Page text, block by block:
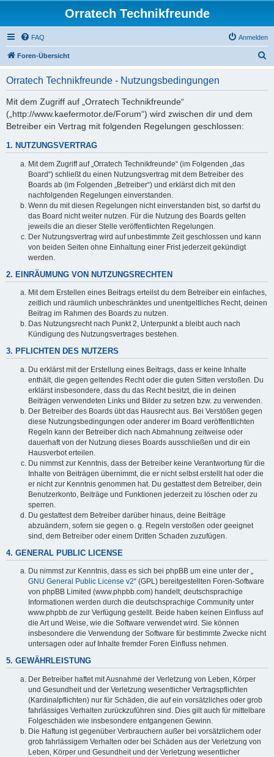
Orratech Technikfreunde
FAQ Anmelden
Foren-Übersicht
Orratech Technikfreunde - Nutzungsbedingungen
Mit dem Zugriff auf „Orratech Technikfreunde“
(„http://www.kaefermotor.de/Forum“) wird zwischen dir und dem
Betreiber ein Vertrag mit folgenden Regelungen geschlossen:
1. NUTZUNGSVERTRAG
Mit dem Zugriff auf „Orratech Technikfreunde“ (im Folgenden „das
Board“) schließt du einen Nutzungsvertrag mit dem Betreiber des
Boards ab (im Folgenden „Betreiber“) und erklärst dich mit den
nachfolgenden Regelungen einverstanden.
Wenn du mit diesen Regelungen nicht einverstanden bist, so darfst du
das Board nicht weiter nutzen. Für die Nutzung des Boards gelten
jeweils die an dieser Stelle veröffentlichten Regelungen.
Der Nutzungsvertrag wird auf unbestimmte Zeit geschlossen und kann
von beiden Seiten ohne Einhaltung einer Frist jederzeit gekündigt
werden.
2. EINRÄUMUNG VON NUTZUNGSRECHTEN
Mit dem Erstellen eines Beitrags erteilst du dem Betreiber ein einfaches,
zeitlich und räumlich unbeschränktes und unentgeltliches Recht, deinen
Beitrag im Rahmen des Boards zu nutzen.
Das Nutzungsrecht nach Punkt 2, Unterpunkt a bleibt auch nach
Kündigung des Nutzungsvertrages bestehen.
3. PFLICHTEN DES NUTZERS
Du erklärst mit der Erstellung eines Beitrags, dass er keine Inhalte
enthält, die gegen geltendes Recht oder die guten Sitten verstoßen. Du
erklärst insbesondere, dass du das Recht besitzt, die in deinen
Beiträgen verwendeten Links und Bilder zu setzen bzw. zu verwenden.
Der Betreiber des Boards übt das Hausrecht aus. Bei Verstößen gegen
diese Nutzungsbedingungen oder anderer im Board veröffentlichten
Regeln kann der Betreiber dich nach Abmahnung zeitweise oder
dauerhaft von der Nutzung dieses Boards ausschließen und dir ein
Hausverbot erteilen.
Du nimmst zur Kenntnis, dass der Betreiber keine Verantwortung für die
Inhalte von Beiträgen übernimmt, die er nicht selbst erstellt hat oder die
er nicht zur Kenntnis genommen hat. Du gestattest dem Betreiber, dein
Benutzerkonto, Beiträge und Funktionen jederzeit zu löschen oder zu
sperren.
Du gestattest dem Betreiber darüber hinaus, deine Beiträge
abzuändern, sofern sie gegen o. g. Regeln verstoßen oder geeignet
sind, dem Betreiber oder einem Dritten Schaden zuzufügen.
4. GENERAL PUBLIC LICENSE
Du nimmst zur Kenntnis, dass es sich bei phpBB um eine unter der „
GNU General Public License v2“ (GPL) bereitgestellten Foren-Software
von phpBB Limited (www.phpbb.com) handelt; deutschsprachige
Informationen werden durch die deutschsprachige Community unter
www.phpbb.de zur Verfügung gestellt. Beide haben keinen Einfluss auf
die Art und Weise, wie die Software verwendet wird. Sie können
insbesondere die Verwendung der Software für bestimmte Zwecke nicht
untersagen oder auf Inhalte fremder Foren Einfluss nehmen.
5. GEWÄHRLEISTUNG
Der Betreiber haftet mit Ausnahme der Verletzung von Leben, Körper
und Gesundheit und der Verletzung wesentlicher Vertragspflichten
(Kardinalpflichten) nur für Schäden, die auf ein vorsätzliches oder grob
fahrlässiges Verhalten zurückzuführen sind. Dies gilt auch für mittelbare
Folgeschäden wie insbesondere entgangenen Gewinn.
Die Haftung ist gegenüber Verbrauchern außer bei vorsätzlichem oder
grob fahrlässigem Verhalten oder bei Schäden aus der Verletzung von
Leben, Körper und Gesundheit und der Verletzung wesentlicher